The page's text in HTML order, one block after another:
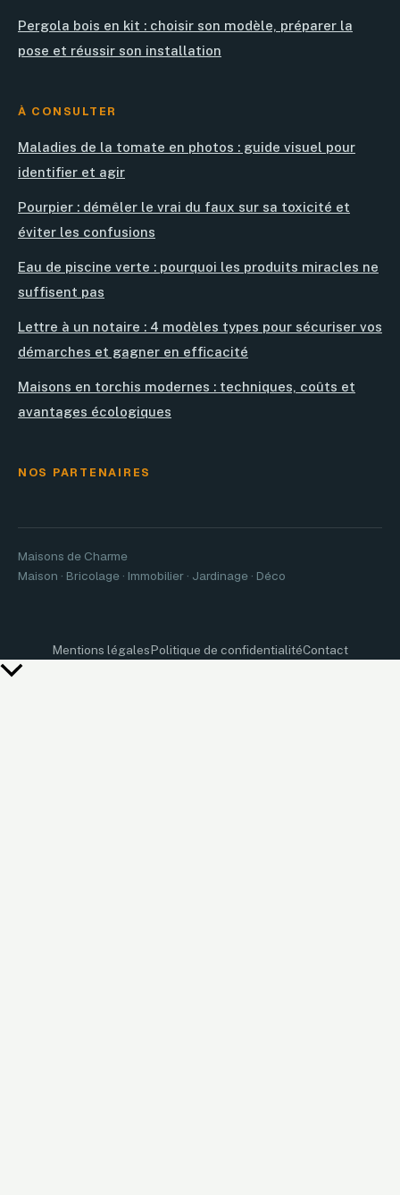
Pergola bois en kit : choisir son modèle, préparer la
pose et réussir son installation
À CONSULTER
Maladies de la tomate en photos : guide visuel pour
identifier et agir
Pourpier : démêler le vrai du faux sur sa toxicité et
éviter les confusions
Eau de piscine verte : pourquoi les produits miracles ne
suffisent pas
Lettre à un notaire : 4 modèles types pour sécuriser vos
démarches et gagner en efficacité
Maisons en torchis modernes : techniques, coûts et
avantages écologiques
NOS PARTENAIRES
Maisons de Charme
Maison · Bricolage · Immobilier · Jardinage · Déco
Mentions légalesPolitique de confidentialitéContact